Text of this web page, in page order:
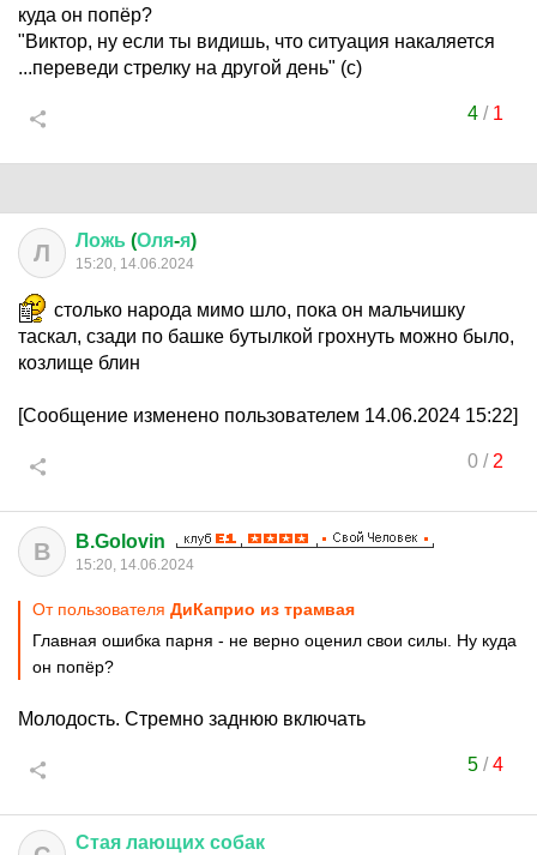
куда он попёр?
"Виктор, ну если ты видишь, что ситуация накаляется
...переведи стрелку на другой день" (с)
4/ 1
Л Ложь (Оля-я)
15:20, 14.06.2024
столько народа мимо шло, пока он мальчишку
таскал, сзади по башке бутылкой грохнуть можно было,
козлище блин
[Сообщение изменено пользователем 14.06.2024 15:22]
0/ 2
B B.Golovin
15:20, 14.06.2024
От пользователя ДиКаприо из трамвая
Главная ошибка парня - не верно оценил свои силы. Ну куда
он попёр?
Молодость. Стремно заднюю включать
5/4
Стая лающих собак